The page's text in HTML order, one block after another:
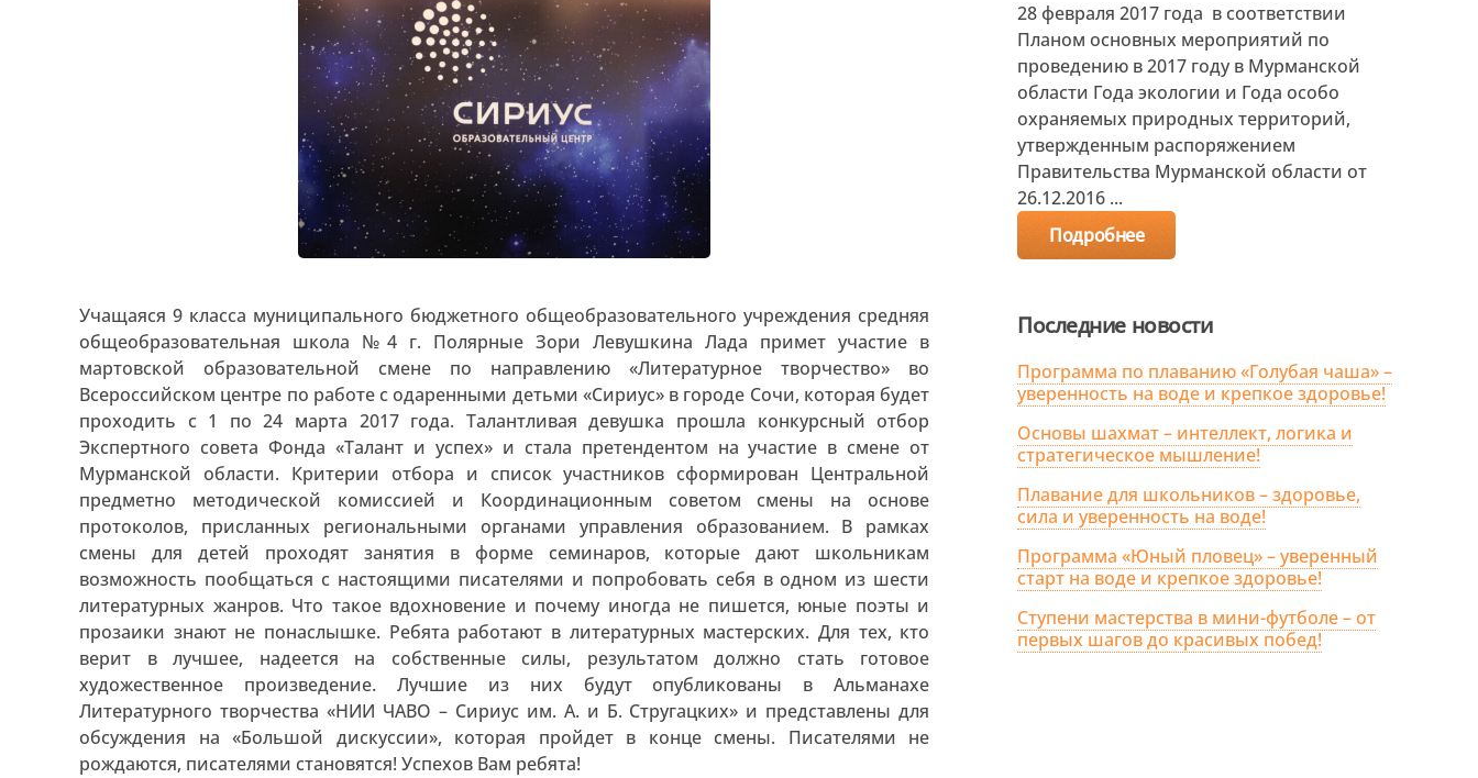
Учащаяся 9 класса муниципального бюджетного общеобразовательного учреждения средняя
общеобразовательная школа №4 г. Полярные Зори Левушкина Лада примет участие в
мартовской образовательной смене по направлению «Литературное творчество» во
Всероссийском центре по работе с одаренными детьми «Сириус» в городе Сочи, которая будет
проходить с 1 по 24 марта 2017 года. Талантливая девушка прошла конкурсный отбор
Экспертного совета Фонда «Талант и успех» и стала претендентом на участие в смене от
Мурманской области. Критерии отбора и список участников сформирован Центральной
предметно методической комиссией и Координационным советом смены на основе
протоколов, присланных региональными органами управления образованием. В рамках
смены для детей проходят занятия в форме семинаров, которые дают школьникам
возможность пообщаться с настоящими писателями и попробовать себя в одном из шести
литературных жанров. Что такое вдохновение и почему иногда не пишется, юные поэты и
прозаики знают не понаслышке. Ребята работают в литературных мастерских. Для тех, кто
верит в лучшее, надеется на собственные силы, результатом должно стать готовое
художественное произведение. Лучшие из них будут опубликованы в Альманахе
Литературного творчества «НИИ ЧАВО – Сириус им. А. и Б. Стругацких» и представлены для
обсуждения на «Большой дискуссии», которая пройдет в конце смены. Писателями не
рождаются, писателями становятся! Успехов Вам ребята!
28 февраля 2017 года в соответствии
Планом основных мероприятий по
проведению в 2017 году в Мурманской
области Года экологии и Года особо
охраняемых природных территорий,
утвержденным распоряжением
Правительства Мурманской области от
26.12.2016 ...
Подробнее
Последние новости
Программа по плаванию «Голубая чаша» –
уверенность на воде и крепкое здоровье!
Основы шахмат – интеллект, логика и
стратегическое мышление!
Плавание для школьников – здоровье,
сила и уверенность на воде!
Программа «Юный пловец» – уверенный
старт на воде и крепкое здоровье!
Ступени мастерства в мини-футболе – от
первых шагов до красивых побед!